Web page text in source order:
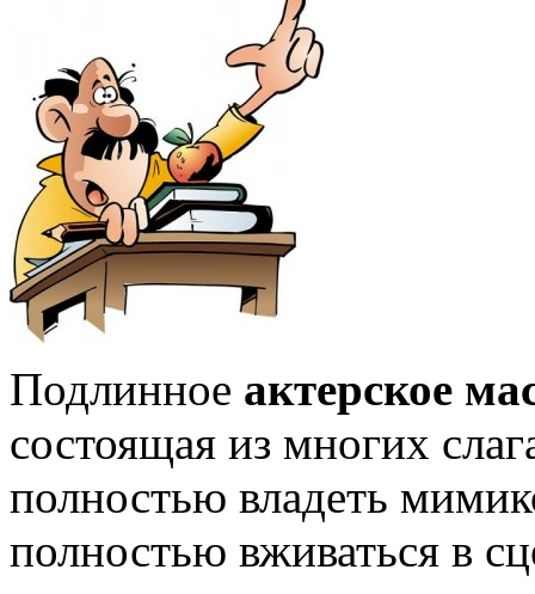
Подлинное актерское
состоящая из многих
полностью владеть
полностью вживаться в